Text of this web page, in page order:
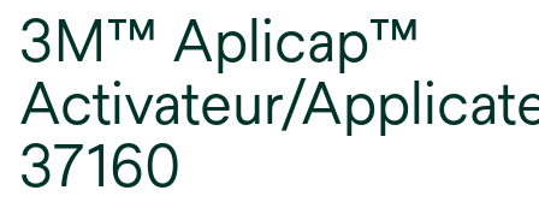
3M™ Aplicap™
Activateur/
37160